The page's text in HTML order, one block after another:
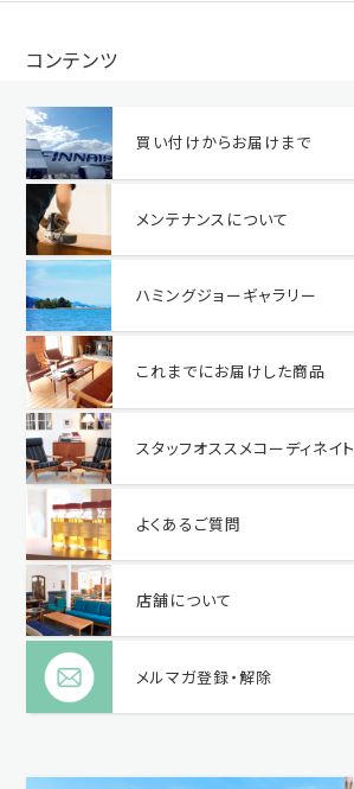
コンテンツ
買い付けからお届けまで
メンテナンスについて
ハミングジョーギャラリー
これまでにお届けした商品
スタッフオススメコーディネイト
よくあるご質問
店舗について
メルマガ登録・解除